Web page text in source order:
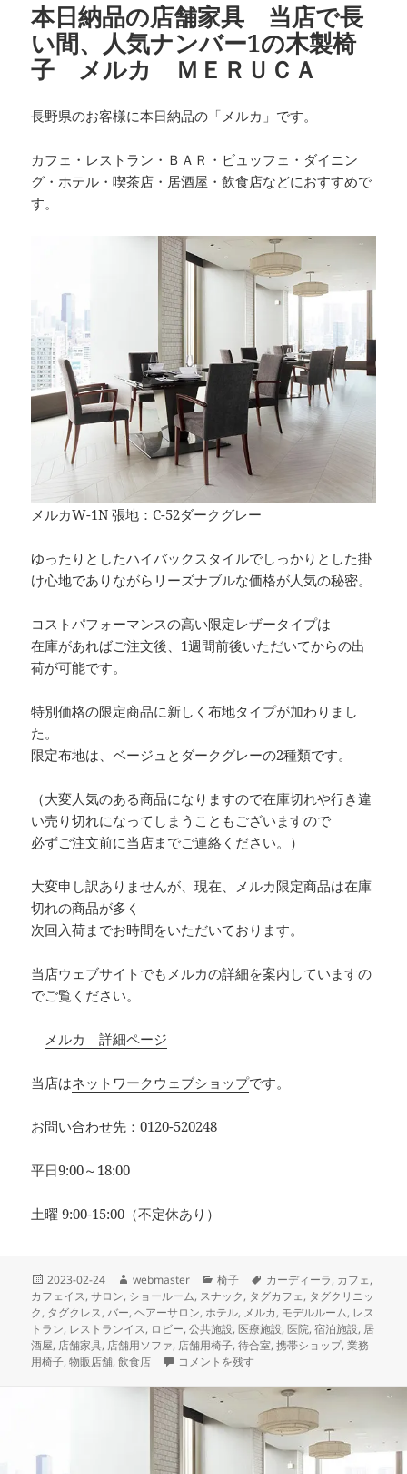
本日納品の店舗家具 当店で長
い間、人気ナンバー1の木製椅
子 メルカ ＭＥＲＵＣＡ
長野県のお客様に本日納品の「メルカ」です。
カフェ・レストラン・ＢＡＲ・ビュッフェ・ダイニン
グ・ホテル・喫茶店・居酒屋・飲食店などにおすすめで
す。
メルカW-1N 張地：C-52ダークグレー
ゆったりとしたハイバックスタイルでしっかりとした掛
け心地でありながらリーズナブルな価格が人気の秘密。
コストパフォーマンスの高い限定レザータイプは
在庫があればご注文後、1週間前後いただいてからの出
荷が可能です。
特別価格の限定商品に新しく布地タイプが加わりまし
た。
限定布地は、ベージュとダークグレーの2種類です。
（大変人気のある商品になりますので在庫切れや行き違
い売り切れになってしまうこともございますので
必ずご注文前に当店までご連絡ください。）
大変申し訳ありませんが、現在、メルカ限定商品は在庫
切れの商品が多く
次回入荷までお時間をいただいております。
当店ウェブサイトでもメルカの詳細を案内していますの
でご覧ください。
メルカ 詳細ページ
当店はネットワークウェブショップです。
お問い合わせ先：0120-520248
平日9:00～18:00
土曜 9:00-15:00（不定休あり）
投
稿
日:
2023-02-24
作
成
者
webmaster
カ
テ
ゴ
リ
ー
椅子
タ
グ
カーディーラ, カフェ,
カフェイス,サロン, ショールーム, スナック, タグカフェ, タグクリニッ
ク, タグクレス,バー,ヘアーサロン,ホテル, メルカ, モデルルーム, レス
トラン, レストランイス, ロビー,公共施設,医療施設,医院,宿泊施設, 居
酒屋, 店舗家具, 店舗用ソファ, 店舗用椅子,待合室,携帯ショップ,業務
用椅子,物販店舗,飲食店 本日納品の店舗家具 当店で長い間、人気
コメントを残す